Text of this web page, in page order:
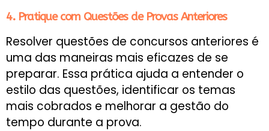
4. Pratique com Questões de Provas Anteriores
Resolver questões de concursos anteriores é
uma das maneiras mais eficazes de se
preparar. Essa prática ajuda a entender o
estilo das questões, identificar os temas
mais cobrados e melhorar a gestão do
tempo durante a prova.